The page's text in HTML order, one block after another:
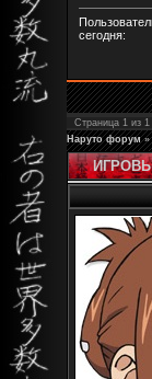
сегодня:
Страница 1 из 1
Наруто форум »